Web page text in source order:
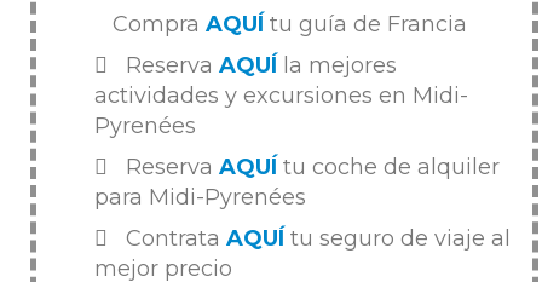
Compra AQUÍ tu guía de Francia
Reserva AQUÍ la mejores
actividades y excursiones en Midi-
Pyrenées
Reserva AQUÍ tu coche de alquiler
para Midi-Pyrenées
Contrata AQUÍ tu seguro de viaje al
mejor precio